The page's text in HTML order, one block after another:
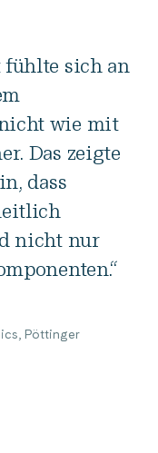
fühlte sich an
wie mit
Das zeigte
dass
nicht nur
Pöttinger